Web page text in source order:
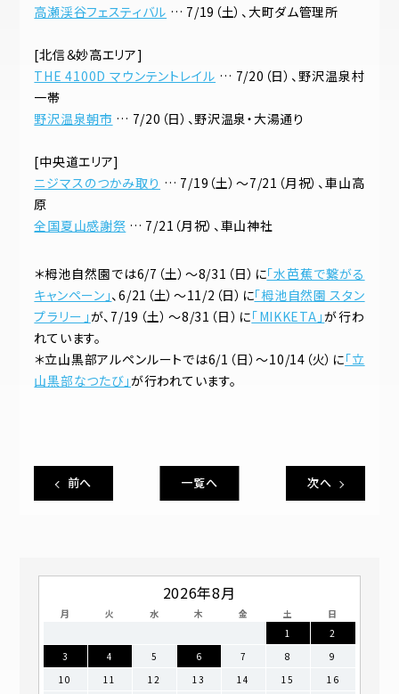
高瀬渓谷フェスティバル … 7/19（土）、大町ダム管理所
[北信＆妙高エリア]
THE 4100D マウンテントレイル … 7/20（日）、野沢温泉村
一帯
野沢温泉朝市 … 7/20（日）、野沢温泉・大湯通り
[中央道エリア]
ニジマスのつかみ取り … 7/19（土）～7/21（月祝）、車山高
原
全国夏山感謝祭 … 7/21（月祝）、車山神社
＊栂池自然園では6/7（土）～8/31（日）に「水芭蕉で繋がる
キャンペーン」、6/21（土）～11/2（日）に「栂池自然園 スタン
プラリー」が、7/19（土）～8/31（日）に「MIKKETA」が行わ
れています。
＊立山黒部アルペンルートでは6/1（日）～10/14（火）に「立
山黒部なつたび」が行われています。
前へ 一覧へ 次へ
2026年8月
月 火 水 木 金 土
日
1
2
3
4 5 6 7 8
9
10
11 12 13 14 15
16